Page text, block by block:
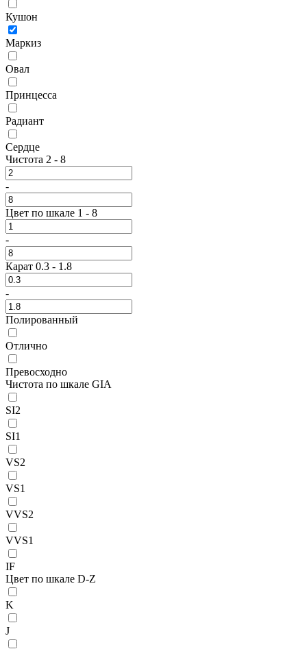
Кушон
Маркиз
Овал
Принцесса
Радиант
Сердце
Чистота 2 - 8
-
Цвет по шкале 1 - 8
-
Карат 0.3 - 1.8
-
Полированный
Отлично
Превосходно
Чистота по шкале GIA
SI2
SI1
VS2
VS1
VVS2
VVS1
IF
Цвет по шкале D-Z
K
J